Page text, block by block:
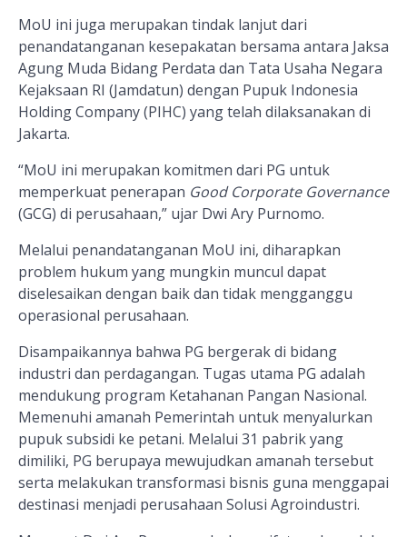
MoU ini juga merupakan tindak lanjut dari
penandatanganan kesepakatan bersama antara Jaksa
Agung Muda Bidang Perdata dan Tata Usaha Negara
Kejaksaan RI (Jamdatun) dengan Pupuk Indonesia
Holding Company (PIHC) yang telah dilaksanakan di
Jakarta.
“MoU ini merupakan komitmen dari PG untuk
memperkuat penerapan Good Corporate Governance
(GCG) di perusahaan,” ujar Dwi Ary Purnomo.
Melalui penandatanganan MoU ini, diharapkan
problem hukum yang mungkin muncul dapat
diselesaikan dengan baik dan tidak mengganggu
operasional perusahaan.
Disampaikannya bahwa PG bergerak di bidang
industri dan perdagangan. Tugas utama PG adalah
mendukung program Ketahanan Pangan Nasional.
Memenuhi amanah Pemerintah untuk menyalurkan
pupuk subsidi ke petani. Melalui 31 pabrik yang
dimiliki, PG berupaya mewujudkan amanah tersebut
serta melakukan transformasi bisnis guna menggapai
destinasi menjadi perusahaan Solusi Agroindustri.